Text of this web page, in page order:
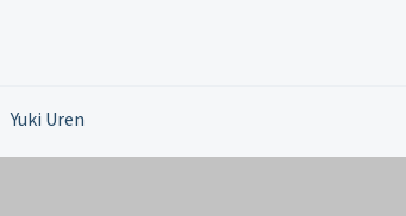
Yuki Uren